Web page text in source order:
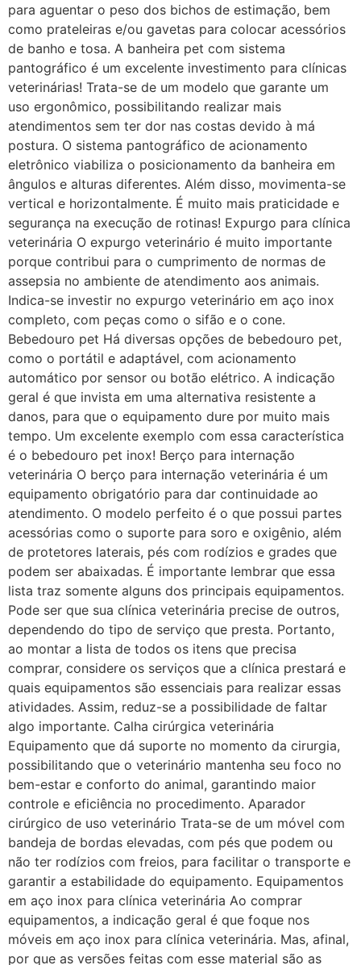
para aguentar o peso dos bichos de estimação, bem
como prateleiras e/ou gavetas para colocar acessórios
de banho e tosa. A banheira pet com sistema
pantográfico é um excelente investimento para clínicas
veterinárias! Trata-se de um modelo que garante um
uso ergonômico, possibilitando realizar mais
atendimentos sem ter dor nas costas devido à má
postura. O sistema pantográfico de acionamento
eletrônico viabiliza o posicionamento da banheira em
ângulos e alturas diferentes. Além disso, movimenta-se
vertical e horizontalmente. É muito mais praticidade e
segurança na execução de rotinas! Expurgo para clínica
veterinária O expurgo veterinário é muito importante
porque contribui para o cumprimento de normas de
assepsia no ambiente de atendimento aos animais.
Indica-se investir no expurgo veterinário em aço inox
completo, com peças como o sifão e o cone.
Bebedouro pet Há diversas opções de bebedouro pet,
como o portátil e adaptável, com acionamento
automático por sensor ou botão elétrico. A indicação
geral é que invista em uma alternativa resistente a
danos, para que o equipamento dure por muito mais
tempo. Um excelente exemplo com essa característica
é o bebedouro pet inox! Berço para internação
veterinária O berço para internação veterinária é um
equipamento obrigatório para dar continuidade ao
atendimento. O modelo perfeito é o que possui partes
acessórias como o suporte para soro e oxigênio, além
de protetores laterais, pés com rodízios e grades que
podem ser abaixadas. É importante lembrar que essa
lista traz somente alguns dos principais equipamentos.
Pode ser que sua clínica veterinária precise de outros,
dependendo do tipo de serviço que presta. Portanto,
ao montar a lista de todos os itens que precisa
comprar, considere os serviços que a clínica prestará e
quais equipamentos são essenciais para realizar essas
atividades. Assim, reduz-se a possibilidade de faltar
algo importante. Calha cirúrgica veterinária
Equipamento que dá suporte no momento da cirurgia,
possibilitando que o veterinário mantenha seu foco no
bem-estar e conforto do animal, garantindo maior
controle e eficiência no procedimento. Aparador
cirúrgico de uso veterinário Trata-se de um móvel com
bandeja de bordas elevadas, com pés que podem ou
não ter rodízios com freios, para facilitar o transporte e
garantir a estabilidade do equipamento. Equipamentos
em aço inox para clínica veterinária Ao comprar
equipamentos, a indicação geral é que foque nos
móveis em aço inox para clínica veterinária. Mas, afinal,
por que as versões feitas com esse material são as